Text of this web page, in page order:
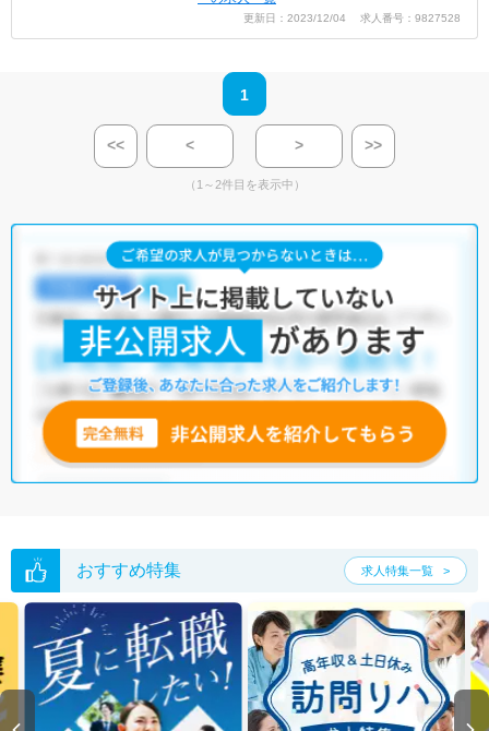
更新日：2023/12/04 求人番号：9827528
1
<< < > >>
（1～2件目を表示中）
おすすめ特集 求人特集一覧